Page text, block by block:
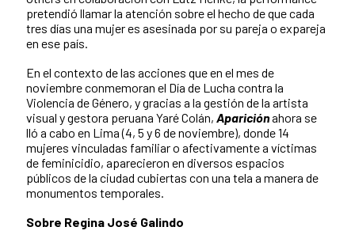
pretendió llamar la atención sobre el hecho de que cada
tres días una mujer es asesinada por su pareja o expareja
en ese país.
En el contexto de las acciones que en el mes de
noviembre conmemoran el Día de Lucha contra la
Violencia de Género, y gracias a la gestión de la artista
visual y gestora peruana Yaré Colán, Apariciónahora se
lló a cabo en Lima (4, 5 y 6 de noviembre), donde 14
mujeres vinculadas familiar o afectivamente a víctimas
de feminicidio, aparecieron en diversos espacios
públicos de la ciudad cubiertas con una tela a manera de
monumentos temporales.
Sobre Regina José Galindo